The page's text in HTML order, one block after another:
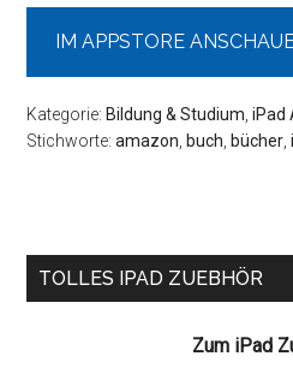
IM APPSTORE
Kategorie: Bildung & Studium ,iPad
Stichworte:amazon buch bücher ,
Seitenspalte
TOLLES IPAD ZUEBHÖR
Zum iPad